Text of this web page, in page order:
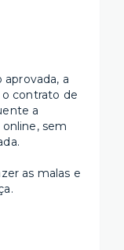
a
contrato de
a
sem
as malas e